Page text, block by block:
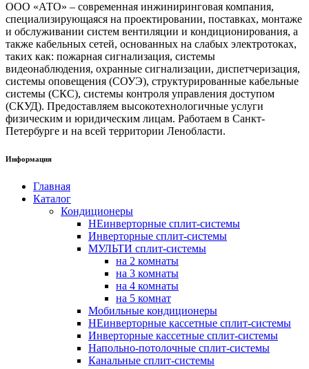
ООО «АТО» – современная инжиниринговая компания,
специализирующаяся на проектировании, поставках, монтаже
и обслуживании систем вентиляции и кондиционирования, а
также кабельных сетей, основанных на слабых электротоках,
таких как: пожарная сигнализация, системы
видеонаблюдения, охранные сигнализации, диспетчеризация,
системы оповещения (СОУЭ), структурированные кабельные
системы (СКС), системы контроля управления доступом
(СКУД). Предоставляем высокотехнологичные услуги
физическим и юридическим лицам. Работаем в Санкт-
Петербурге и на всей территории Ленобласти.
Информация
Главная
Каталог
Кондиционеры
НЕинверторные сплит-системы
Инверторные сплит-системы
МУЛЬТИ сплит-системы
на 2 комнаты
на 3 комнаты
на 4 комнаты
на 5 комнат
Мобильные кондиционеры
НЕинверторные кассетные сплит-системы
Инверторные кассетные сплит-системы
Напольно-потолочные сплит-системы
Канальные сплит-системы